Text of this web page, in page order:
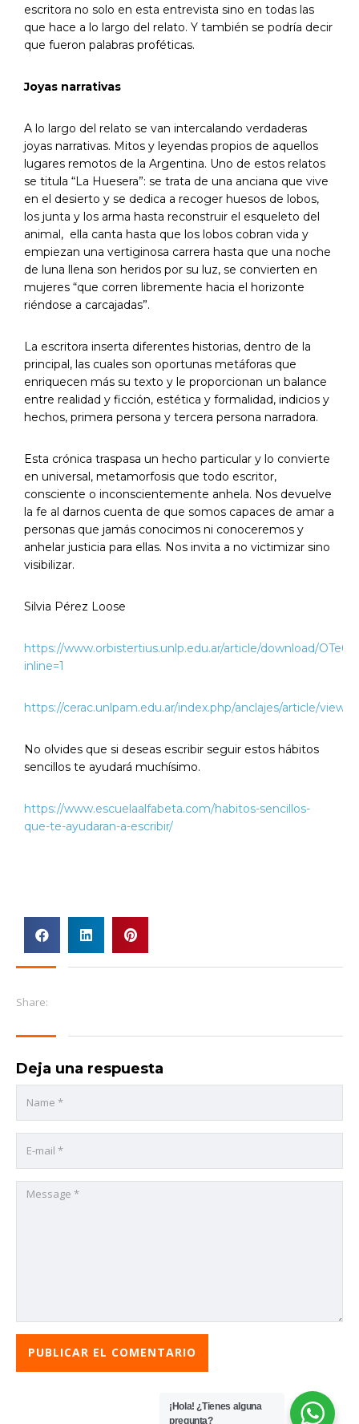
escritora no solo en esta entrevista sino en todas las
que hace a lo largo del relato. Y también se podría decir
que fueron palabras proféticas.
Joyas narrativas
A lo largo del relato se van intercalando verdaderas
joyas narrativas. Mitos y leyendas propios de aquellos
lugares remotos de la Argentina. Uno de estos relatos
se titula “La Huesera”: se trata de una anciana que vive
en el desierto y se dedica a recoger huesos de lobos,
los junta y los arma hasta reconstruir el esqueleto del
animal, ella canta hasta que los lobos cobran vida y
empiezan una vertiginosa carrera hasta que una noche
de luna llena son heridos por su luz, se convierten en
mujeres “que corren libremente hacia el horizonte
riéndose a carcajadas”.
La escritora inserta diferentes historias, dentro de la
principal, las cuales son oportunas metáforas que
enriquecen más su texto y le proporcionan un balance
entre realidad y ficción, estética y formalidad, indicios y
hechos, primera persona y tercera persona narradora.
Esta crónica traspasa un hecho particular y lo convierte
en universal, metamorfosis que todo escritor,
consciente o inconscientemente anhela. Nos devuelve
la fe al darnos cuenta de que somos capaces de amar a
personas que jamás conocimos ni conoceremos y
anhelar justicia para ellas. Nos invita a no victimizar sino
visibilizar.
Silvia Pérez Loose
https://www.orbistertius.unlp.edu.ar/article/download/
inline=1
https://cerac.unlpam.edu.ar/index.php/anclajes/article/view/
No olvides que si deseas escribir seguir estos hábitos
sencillos te ayudará muchísimo.
https://www.escuelaalfabeta.com/habitos-sencillos-
que-te-ayudaran-a-escribir/
Share:
Deja una respuesta
¡Hola! ¿Tienes alguna
pregunta?